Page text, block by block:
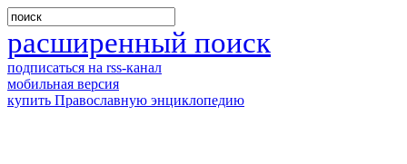
расширенный поиск
подписаться на rss-канал
мобильная версия
купить Православную энциклопедию